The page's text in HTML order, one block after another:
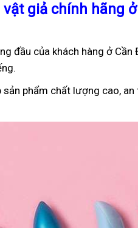
giả chính hãng
đầu của khách hàng ở
phẩm chất lượng cao,